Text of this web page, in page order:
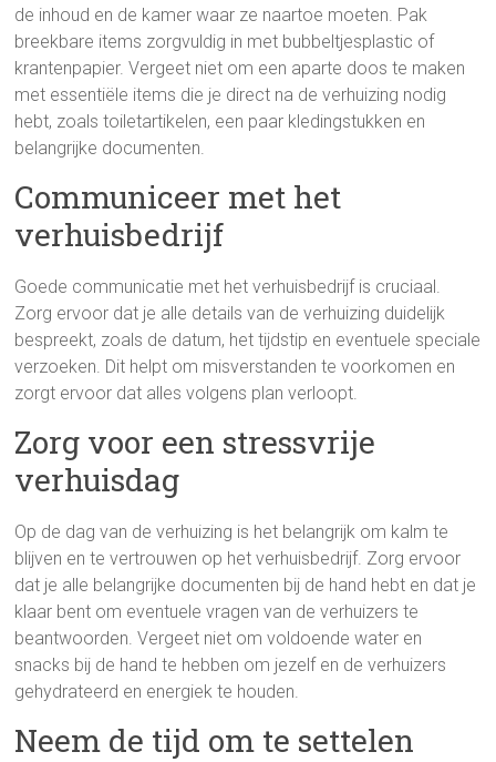
de inhoud en de kamer waar ze naartoe moeten. Pak
breekbare items zorgvuldig in met bubbeltjesplastic of
krantenpapier. Vergeet niet om een aparte doos te maken
met essentiële items die je direct na de verhuizing nodig
hebt, zoals toiletartikelen, een paar kledingstukken en
belangrijke documenten.
Communiceer met het
verhuisbedrijf
Goede communicatie met het verhuisbedrijf is cruciaal.
Zorg ervoor dat je alle details van de verhuizing duidelijk
bespreekt, zoals de datum, het tijdstip en eventuele speciale
verzoeken. Dit helpt om misverstanden te voorkomen en
zorgt ervoor dat alles volgens plan verloopt.
Zorg voor een stressvrije
verhuisdag
Op de dag van de verhuizing is het belangrijk om kalm te
blijven en te vertrouwen op het verhuisbedrijf. Zorg ervoor
dat je alle belangrijke documenten bij de hand hebt en dat je
klaar bent om eventuele vragen van de verhuizers te
beantwoorden. Vergeet niet om voldoende water en
snacks bij de hand te hebben om jezelf en de verhuizers
gehydrateerd en energiek te houden.
Neem de tijd om te settelen